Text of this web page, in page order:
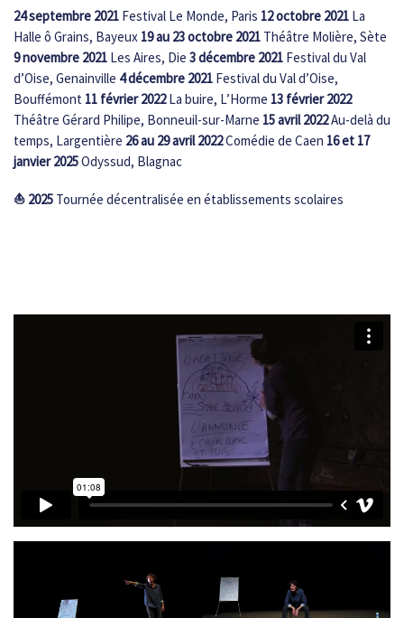
24 septembre 2021 Festival Le Monde, Paris 12 octobre 2021 La
Halle ô Grains, Bayeux 19 au 23 octobre 2021 Théâtre Molière, Sète
9 novembre 2021 Les Aires, Die 3 décembre 2021 Festival du Val
d’Oise, Genainville 4 décembre 2021 Festival du Val d’Oise,
Bouffémont 11 février 2022La buire, L’Horme 13 février 2022
Théâtre Gérard Philipe, Bonneuil-sur-Marne 15 avril 2022Au-delà du
temps, Largentière 26 au 29 avril 2022Comédie de Caen 16 et 17
janvier 2025Odyssud, Blagnac
⛵︎ 2025 Tournée décentralisée en établissements scolaires